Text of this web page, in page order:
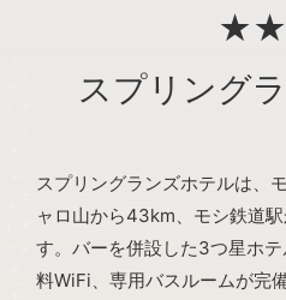
スプリング
スプリングランズホテルは、
ャロ山から43km、モシ鉄道
す。バーを併設した3つ星ホ
料WiFi、専用バスルームが完